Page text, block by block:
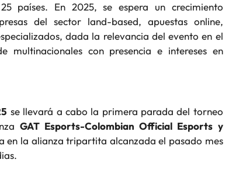
países. En 2025, se espera un crecimiento
del sector land-based, apuestas online,
dada la relevancia del evento en el
multinacionales con presencia e intereses en
se llevará a cabo la primera parada del torneo
GAT Esports-Colombian Official Esports y
en la alianza tripartita alcanzada el pasado mes